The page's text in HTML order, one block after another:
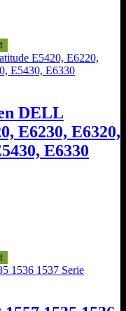
DELL
E6230, E6320,
E6330